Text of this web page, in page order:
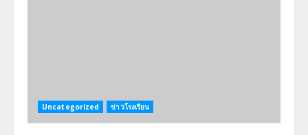
Uncategorized ข่าวโรงเรียน